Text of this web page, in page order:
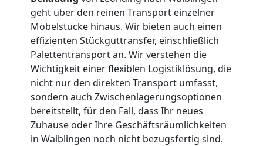
geht über den reinen Transport einzelner
Möbelstücke hinaus. Wir bieten auch einen
effizienten Stückguttransfer, einschließlich
Palettentransport an. Wir verstehen die
Wichtigkeit einer flexiblen Logistiklösung, die
nicht nur den direkten Transport umfasst,
sondern auch Zwischenlagerungsoptionen
bereitstellt, für den Fall, dass Ihr neues
Zuhause oder Ihre Geschäftsräumlichkeiten
in Waiblingen noch nicht bezugsfertig sind.